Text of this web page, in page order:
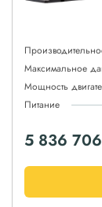
Максимальное
Мощность
Питание
5 836 706